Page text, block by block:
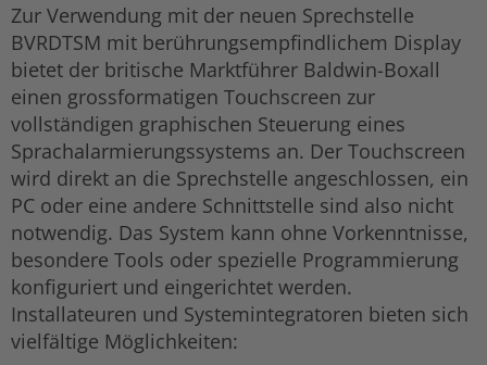
Zur Verwendung mit der neuen Sprechstelle
BVRDTSM mit berührungsempfindlichem Display
bietet der britische Marktführer Baldwin-Boxall
einen grossformatigen Touchscreen zur
vollständigen graphischen Steuerung eines
Sprachalarmierungssystems an. Der Touchscreen
wird direkt an die Sprechstelle angeschlossen, ein
PC oder eine andere Schnittstelle sind also nicht
notwendig. Das System kann ohne Vorkenntnisse,
besondere Tools oder spezielle Programmierung
konfiguriert und eingerichtet werden.
Installateuren und Systemintegratoren bieten sich
vielfältige Möglichkeiten: